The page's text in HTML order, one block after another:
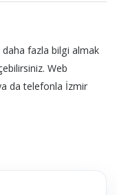
daha fazla bilgi almak
Web
da telefonla İzmir